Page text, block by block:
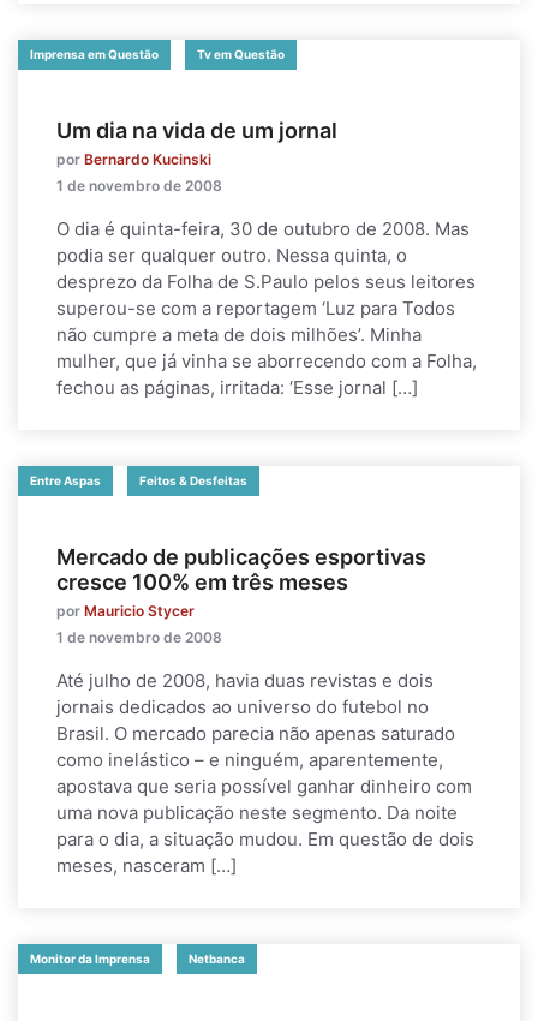
Imprensa em Questão Tv em Questão
Um dia na vida de um jornal
por Bernardo Kucinski
1 de novembro de 2008
O dia é quinta-feira, 30 de outubro de 2008. Mas
podia ser qualquer outro. Nessa quinta, o
desprezo da Folha de S.Paulo pelos seus leitores
superou-se com a reportagem ‘Luz para Todos
não cumpre a meta de dois milhões’. Minha
mulher, que já vinha se aborrecendo com a Folha,
fechou as páginas, irritada: ‘Esse jornal […]
Entre Aspas Feitos & Desfeitas
Mercado de publicações esportivas
cresce 100% em três meses
por Mauricio Stycer
1 de novembro de 2008
Até julho de 2008, havia duas revistas e dois
jornais dedicados ao universo do futebol no
Brasil. O mercado parecia não apenas saturado
como inelástico – e ninguém, aparentemente,
apostava que seria possível ganhar dinheiro com
uma nova publicação neste segmento. Da noite
para o dia, a situação mudou. Em questão de dois
meses, nasceram […]
Monitor da Imprensa Netbanca